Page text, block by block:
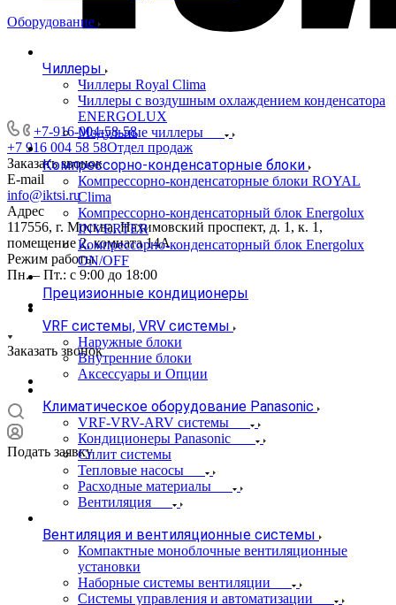
+7-916-004-58-58
+7 916 004 58 58Отдел продаж
Заказать звонок
E-mail
info@iktsi.ru
Адрес
117556, г. Москва, Нахимовский проспект, д. 1, к. 1,
помещение 2, комната 14А
Режим работы
Пн. – Пт.: с 9:00 до 18:00
Заказать звонок
Подать заявку
Оборудование
Чиллеры
Чиллеры Royal Clima
Чиллеры с воздушным охлаждением конденсатора
ENERGOLUX
Модульные чиллеры
Компрессорно-конденсаторные блоки
Компрессорно-конденсаторные блоки ROYAL
Clima
Компрессорно-конденсаторный блок Energolux
INVERTER
Компрессорно-конденсаторный блок Energolux
ON/OFF
Прецизионные кондиционеры
VRF системы, VRV системы
Наружные блоки
Внутренние блоки
Аксессуары и Опции
Климатическое оборудование Panasonic
VRF-VRV-ARV системы
Кондиционеры Panasonic
Сплит системы
Тепловые насосы
Расходные материалы
Вентиляция
Вентиляция и вентиляционные системы
Компактные моноблочные вентиляционные
установки
Наборные системы вентиляции
Системы управления и автоматизации